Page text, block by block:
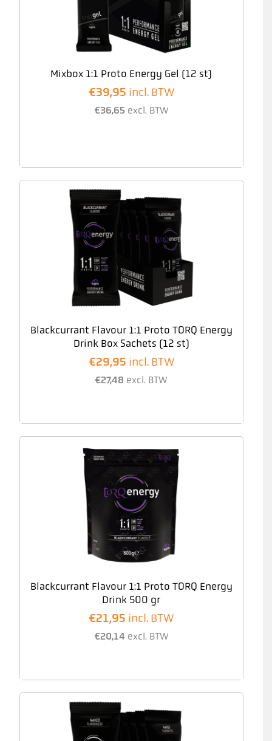
Mixbox 1:1 Proto Energy Gel (12 st)
€39,95 incl. BTW
€36,65 excl. BTW
Blackcurrant Flavour 1:1 Proto TORQ Energy
Drink Box Sachets (12 st)
€29,95 incl. BTW
€27,48 excl. BTW
Blackcurrant Flavour 1:1 Proto TORQ Energy
Drink 500 gr
€21,95 incl. BTW
€20,14 excl. BTW